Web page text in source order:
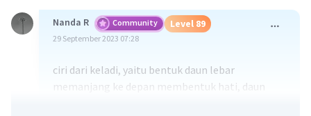
Nanda R Community Level 89
29 September 2023 07:28
ciri dari keladi, yaitu bentuk daun lebar
memanjang ke depan membentuk hati, daun